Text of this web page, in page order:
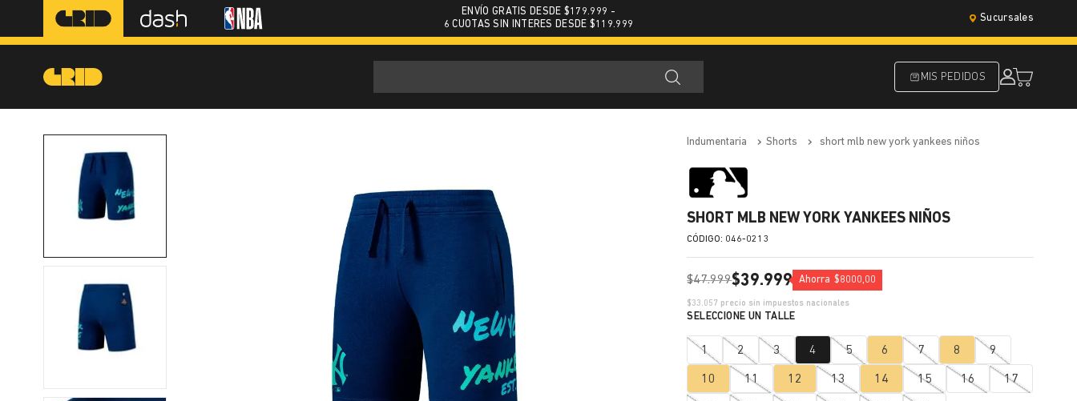
ENVÍO GRATIS DESDE $179.999 -
6 CUOTAS SIN INTERES DESDE $119.999
Sucursales
MIS PEDIDOS
indumentaria shorts short mlb new york yankees niños
SHORT MLB NEW YORK YANKEES NIÑOS
: 046-0213
$47.999$39.999 Ahorra $8000,00
$33.057 precio sin impuestos nacionales
1 2 3 4 5 6 7 8 9
10 11 12 13 14 15 16 17